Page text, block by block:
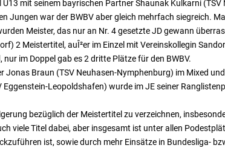
mit seinem bayrischen Partner Shaunak Kulkarni
Jungen war der BWBV aber gleich mehrfach siegreich.
Meister, das nur an Nr. 4 gesetzte JD gewann
2 Meistertitel, auÎ²er im Einzel mit Vereinskollegin
im Doppel gab es 2 dritte Plätze für den BWBV.
Braun (TSV Neuhasen-Nymphenburg) im Mixed
Eggenstein-Leopoldshafen) wurde im JE seiner
bezüglich der Meistertitel zu verzeichnen,
viele Titel dabei, aber insgesamt ist unter allen
ist, sowie durch mehr Einsätze in Bundesliga-